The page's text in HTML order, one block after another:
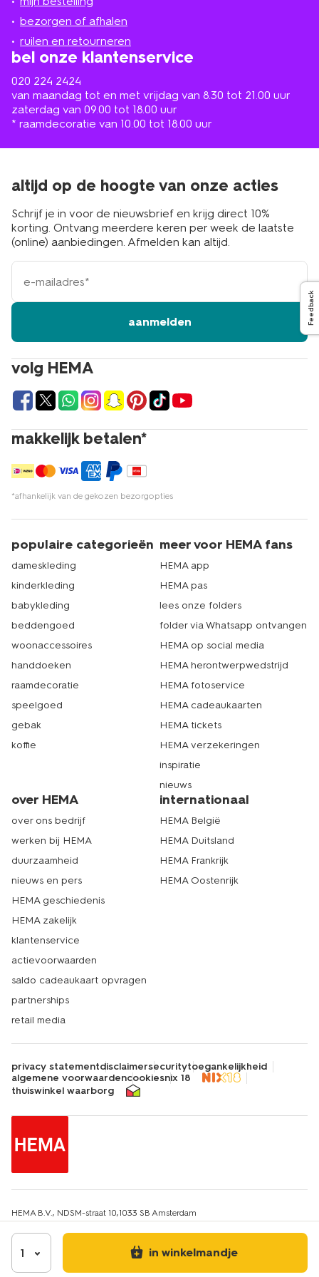
1 in winkelmandje
bezorgen of afhalen
ruilen en retourneren
bel onze klantenservice
020 224 2424
van maandag tot en met vrijdag van 8.30 tot 21.00 uur
zaterdag van 09.00 tot 18.00 uur
* raamdecoratie van 10.00 tot 18.00 uur
in
de
buurt
volg HEMA
makkelijk betalen*
*afhankelijk van de gekozen bezorgopties
altijd op de hoogte van onze acties
Schrijf je in voor de nieuwsbrief en krijg direct 10%
korting. Ontvang meerdere keren per week de laatste
(online) aanbiedingen. Afmelden kan altijd.
e-
mailadres
aanmelden
populaire categorieën
dameskleding
kinderkleding
babykleding
beddengoed
woonaccessoires
handdoeken
raamdecoratie
speelgoed
gebak
koffie
meer voor HEMA fans
HEMA app
HEMA pas
lees onze folders
folder via Whatsapp ontvangen
HEMA op social media
HEMA herontwerpwedstrijd
HEMA fotoservice
HEMA cadeaukaarten
HEMA tickets
HEMA verzekeringen
inspiratie
nieuws
over HEMA
over ons bedrijf
werken bij HEMA
duurzaamheid
nieuws en pers
HEMA geschiedenis
HEMA zakelijk
klantenservice
actievoorwaarden
saldo cadeaukaart opvragen
partnerships
retail media
internationaal
HEMA België
HEMA Duitsland
HEMA Frankrijk
HEMA Oostenrijk
privacy statementdisclaimersecuritytoegankelijkheid
algemene voorwaardencookiesnix 18
thuiswinkel waarborg
HEMA B.V., NDSM-straat 10,1033 SB Amsterdam
KvK-nummer: 34215639
IBAN: HEMA NL67INGB0651607663
Btw-identificatienummer: NL814217412B01
E-mailadres klantenservice: hemaklantenservice@hema.nl
Feedback